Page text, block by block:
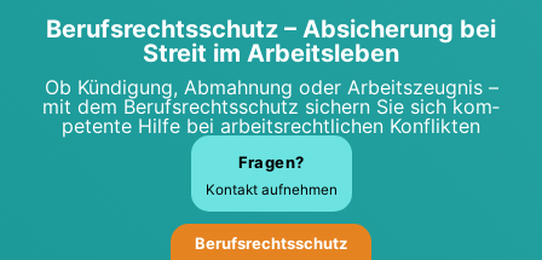
Berufs­rechts­schutz – Absi­che­rung bei
Streit im Arbeits­le­ben
Ob Kün­di­gung, Abmah­nung oder Arbeits­zeug­nis –
mit dem Berufs­rechts­schutz sichern Sie sich kom­
pe­ten­te Hil­fe bei arbeits­recht­li­chen Kon­flik­ten
Fra­gen?
Kon­takt auf­neh­men
Berufs­rechts­schutz